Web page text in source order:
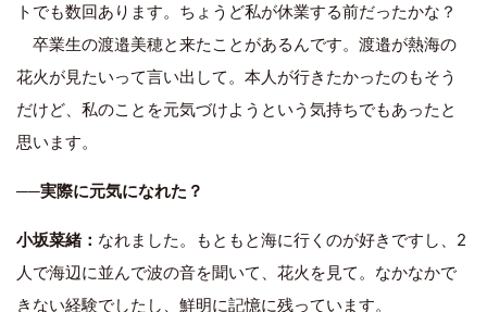
トでも数回あります。ちょうど私が休業する前だったかな？
卒業生の渡邉美穂と来たことがあるんです。渡邉が熱海の
花火が見たいって言い出して。本人が行きたかったのもそう
だけど、私のことを元気づけようという気持ちでもあったと
思います。
──実際に元気になれた？
小坂菜緒： なれました。もともと海に行くのが好きですし、2
人で海辺に並んで波の音を聞いて、花火を見て。なかなかで
きない経験でしたし、鮮明に記憶に残っています。